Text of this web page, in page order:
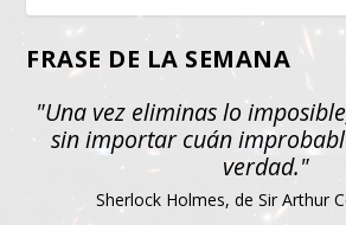
FRASE DE LA SEMANA
"Una vez eliminas lo
sin importar cuán
verdad."
Sherlock Holmes, de Sir Arthur